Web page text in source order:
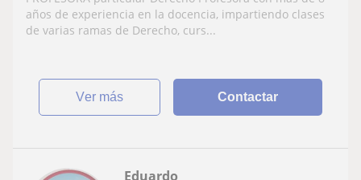
años de experiencia en la docencia, impartiendo clases
de varias ramas de Derecho, curs...
ver más Contactar
Eduardo